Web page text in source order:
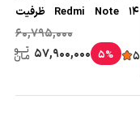
Redmi Note 14 ظرفیت
256 گیگابایت و رم 8
گیگابایت
5
60,795,000
5%
57,900,000